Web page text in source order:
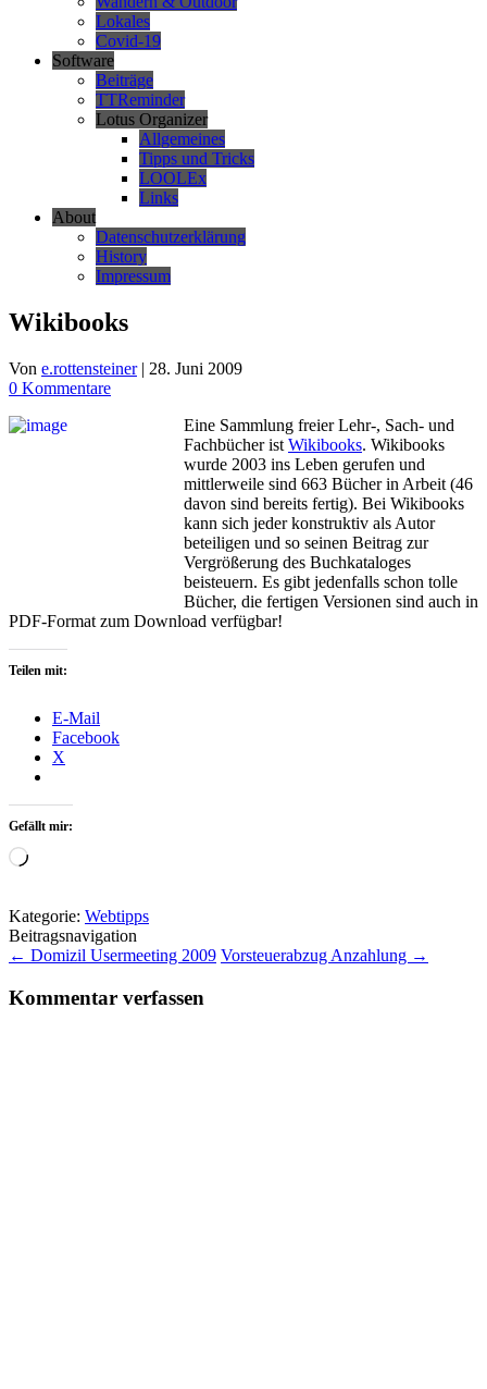
Lokales
Covid-19
Software
Beiträge
TTReminder
Lotus Organizer
Allgemeines
Tipps und Tricks
LOOLEx
Links
About
Datenschutzerklärung
History
Impressum
Wikibooks
Von e.rottensteiner | 28. Juni 2009
0 Kommentare
Eine Sammlung freier Lehr-, Sach- und
Fachbücher ist Wikibooks. Wikibooks
wurde 2003 ins Leben gerufen und
mittlerweile sind 663 Bücher in Arbeit (46
davon sind bereits fertig). Bei Wikibooks
kann sich jeder konstruktiv als Autor
beteiligen und so seinen Beitrag zur
Vergrößerung des Buchkataloges
beisteuern. Es gibt jedenfalls schon tolle
Bücher, die fertigen Versionen sind auch in
PDF-Format zum Download verfügbar!
Teilen mit:
E-Mail
Facebook
X
Gefällt mir:
Wird
Kategorie: Webtipps
Beitragsnavigation
← Domizil Usermeeting 2009 Vorsteuerabzug Anzahlung →
Kommentar verfassen